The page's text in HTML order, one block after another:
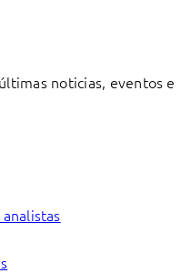
noticias, eventos e